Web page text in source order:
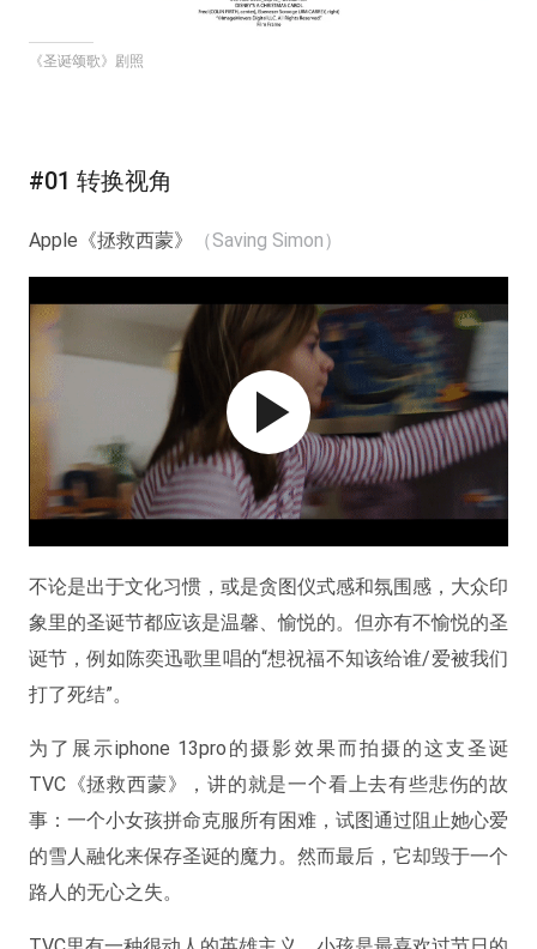
《圣诞颂歌》剧照
#01 转换视角
Apple《拯救西蒙》 （Saving Simon）
不论是出于文化习惯，或是贪图仪式感和氛围感，大众印
象里的圣诞节都应该是温馨、愉悦的。但亦有不愉悦的圣
诞节，例如陈奕迅歌里唱的“想祝福不知该给谁/爱被我们
打了死结”。
为了展示iphone 13pro的摄影效果而拍摄的这支圣诞
TVC《拯救西蒙》，讲的就是一个看上去有些悲伤的故
事：一个小女孩拼命克服所有困难，试图通过阻止她心爱
的雪人融化来保存圣诞的魔力。然而最后，它却毁于一个
路人的无心之失。